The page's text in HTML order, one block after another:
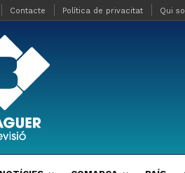
Contacte Política de privacitat Qui